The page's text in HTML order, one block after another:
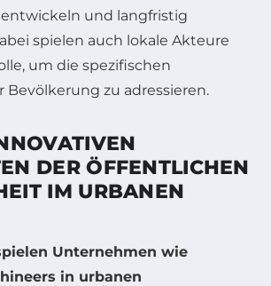
und langfristig
spielen auch lokale Akteure
um die spezifischen
Bevölkerung zu adressieren.
DER ÖFFENTLICHEN
IM URBANEN
Unternehmen wie
in urbanen